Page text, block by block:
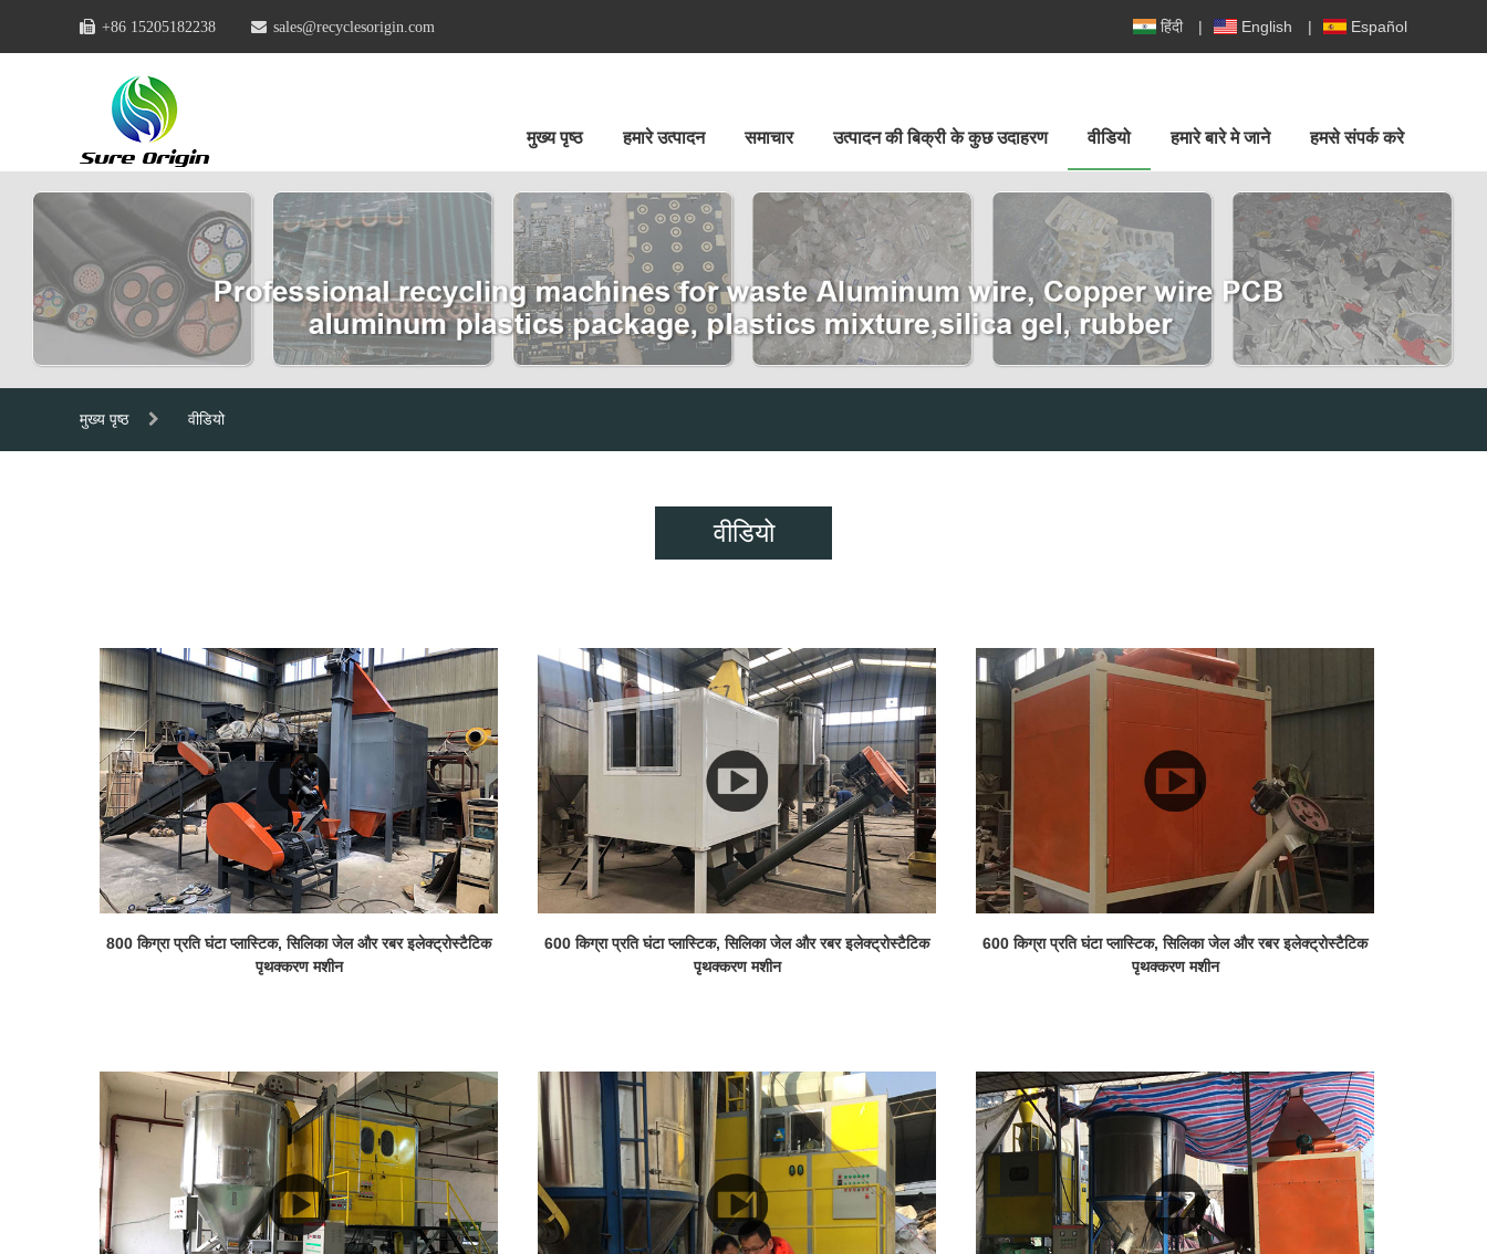
+86 15205182238 sales@recyclesorigin.com हिंदी | English | Español
मुख्य पृष्ठ हमारे उत्पादन समाचार उत्पादन की बिक्री के कुछ उदाहरण वीडियो हमारे बारे मे जाने हमसे संपर्क करे
मुख्य पृष्ठ वीडियो
वीडियो
800 किग्रा प्रति घंटा प्लास्टिक, सिलिका जेल और रबर इलेक्ट्रोस्टैटिक
पृथक्करण मशीन
600 किग्रा प्रति घंटा प्लास्टिक, सिलिका जेल और रबर इलेक्ट्रोस्टैटिक
पृथक्करण मशीन
600 किग्रा प्रति घंटा प्लास्टिक, सिलिका जेल और रबर इलेक्ट्रोस्टैटिक
पृथक्करण मशीन